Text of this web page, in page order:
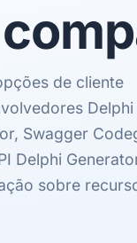
de cliente
Delphi
Swagger
Delphi
sobre